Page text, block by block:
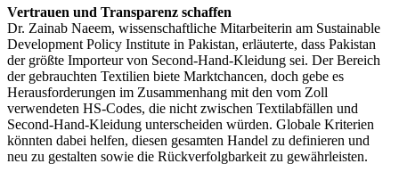
Vertrauen und Transparenz schaffen
Dr. Zainab Naeem, wissenschaftliche Mitarbeiterin am Sustainable
Development Policy Institute in Pakistan, erläuterte, dass Pakistan
der größte Importeur von Second-Hand-Kleidung sei. Der Bereich
der gebrauchten Textilien biete Marktchancen, doch gebe es
Herausforderungen im Zusammenhang mit den vom Zoll
verwendeten HS-Codes, die nicht zwischen Textilabfällen und
Second-Hand-Kleidung unterscheiden würden. Globale Kriterien
könnten dabei helfen, diesen gesamten Handel zu definieren und
neu zu gestalten sowie die Rückverfolgbarkeit zu gewährleisten.